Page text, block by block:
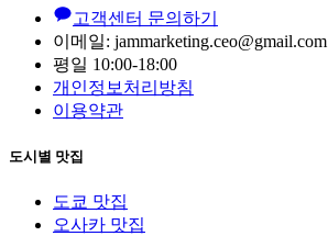
고객센터 문의하기
이메일: jammarketing.ceo@gmail.com
평일 10:00-18:00
개인정보처리방침
이용약관
도시별 맛집
도쿄 맛집
오사카 맛집